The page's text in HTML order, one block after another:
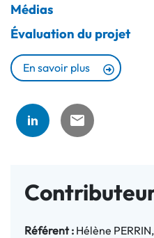
Médias
Évaluation du projet
En savoir plus
Référent : Hélène